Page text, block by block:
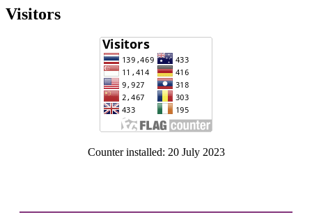
Visitors
Counter installed: 20 July 2023